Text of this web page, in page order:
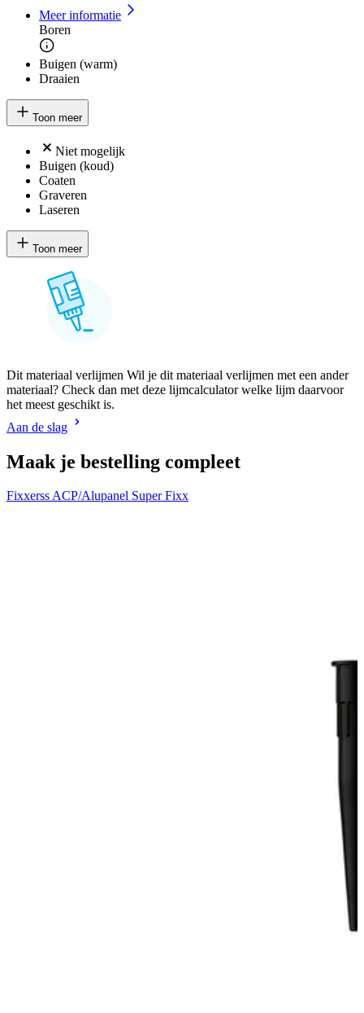
Meer informatie
Boren
Buigen (warm)
Draaien
Toon meer
Niet mogelijk
Buigen (koud)
Coaten
Graveren
Laseren
Toon meer
Dit materiaal verlijmen Wil je dit materiaal verlijmen met een ander
materiaal? Check dan met deze lijmcalculator welke lijm daarvoor
het meest geschikt is.
Aan de slag
Maak je bestelling compleet
Fixxerss ACP/Alupanel Super Fixx